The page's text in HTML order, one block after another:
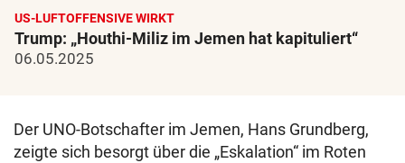
US-LUFTOFFENSIVE WIRKT
Trump: „Houthi-Miliz im Jemen hat kapituliert“
06.05.2025
Der UNO-Botschafter im Jemen, Hans Grundberg,
zeigte sich besorgt über die „Eskalation“ im Roten